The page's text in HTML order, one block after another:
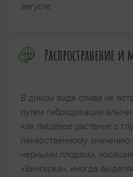
августе.
Распространение и
В диком виде слива не
путем гибридизации
как пищевое растение с
лекарственному
черными плодами,
«Венгерка», иногда